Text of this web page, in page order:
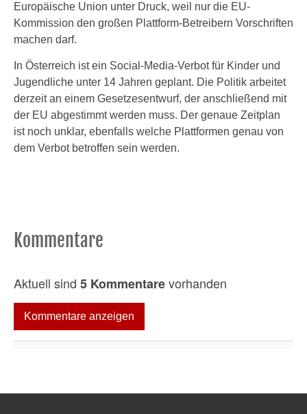
Europäische Union unter Druck, weil nur die EU-
Kommission den großen Plattform-Betreibern Vorschriften
machen darf.
In Österreich ist ein Social-Media-Verbot für Kinder und
Jugendliche unter 14 Jahren geplant. Die Politik arbeitet
derzeit an einem Gesetzesentwurf, der anschließend mit
der EU abgestimmt werden muss. Der genaue Zeitplan
ist noch unklar, ebenfalls welche Plattformen genau von
dem Verbot betroffen sein werden.
Kommentare
Aktuell sind 5 Kommentarevorhanden
Kommentare anzeigen